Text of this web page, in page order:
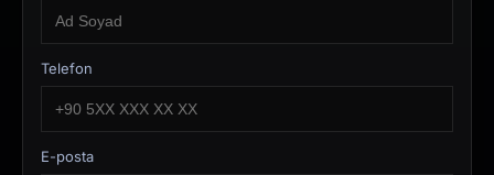
Telefon
E-posta